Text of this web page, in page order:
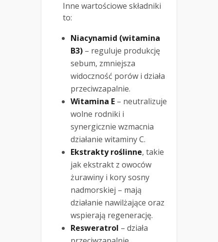
Inne wartościowe składniki
to:
Niacynamid (witamina
B3) – reguluje produkcję
sebum, zmniejsza
widoczność porów i działa
przeciwzapalnie.
Witamina E – neutralizuje
wolne rodniki i
synergicznie wzmacnia
działanie witaminy C.
Ekstrakty roślinne, takie
jak ekstrakt z owoców
żurawiny i kory sosny
nadmorskiej – mają
działanie nawilżające oraz
wspierają regenerację.
Resweratrol – działa